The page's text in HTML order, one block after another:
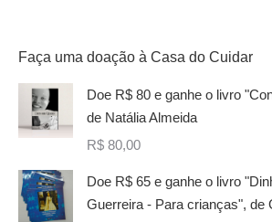
Faça uma doação à Casa do Cuidar
Doe R$ 80 e ganhe o livro
de Natália Almeida
R$ 80,00
Doe R$ 65 e ganhe o livro
Guerreira - Para crianças", de